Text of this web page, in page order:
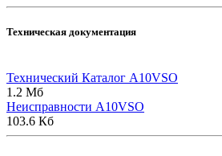
Техническая документация
Технический Каталог A10VSO
1.2 Мб
Неисправности A10VSO
103.6 Кб